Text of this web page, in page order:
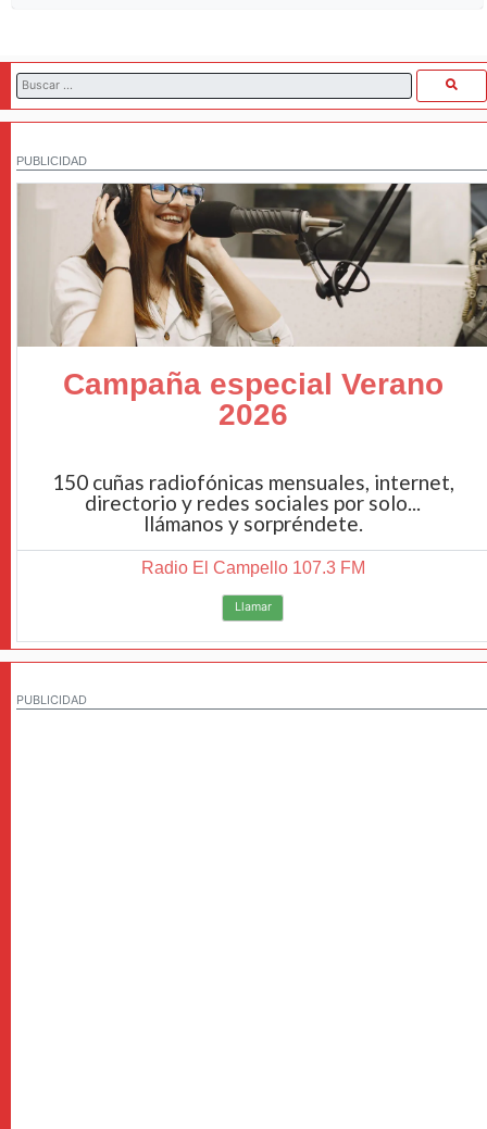
PUBLICIDAD
Campaña especial Verano
2026
150 cuñas radiofónicas mensuales, internet,
directorio y redes sociales por solo...
llámanos y sorpréndete.
Radio El Campello 107.3 FM
Llamar
PUBLICIDAD